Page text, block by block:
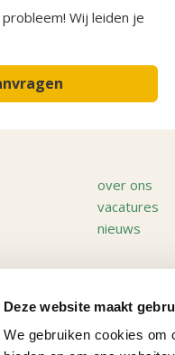
Deze website maakt
We gebruiken cookies om
Wij leiden je
over ons
vacatures
nieuws